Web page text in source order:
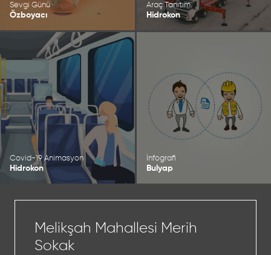
Sevgi Günü
Özboyacı
Araç Tanıtım
Hidrokon
Covid-19 Animasyon
Hidrokon
İnfografi
Bulyap
Melikşah Mahallesi Merih
Sokak